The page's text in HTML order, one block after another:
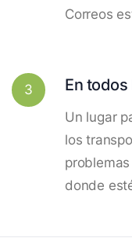
Correos
3 En
Un lugar
los
donde